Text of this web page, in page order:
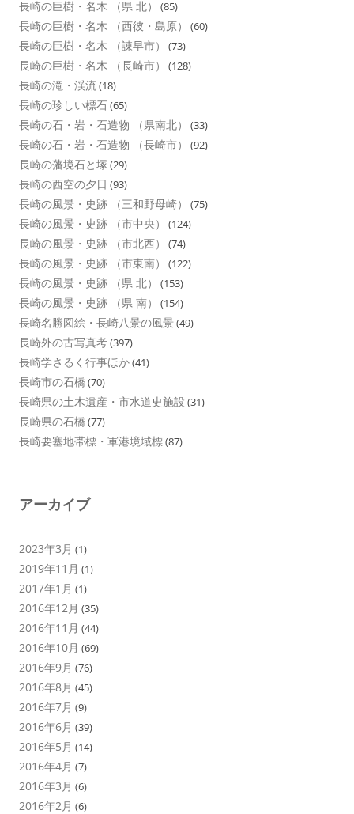
長崎の巨樹・名木 （県 北） (85)
長崎の巨樹・名木 （西彼・島原） (60)
長崎の巨樹・名木 （諌早市） (73)
長崎の巨樹・名木 （長崎市） (128)
長崎の滝・渓流(18)
長崎の珍しい標石(65)
長崎の石・岩・石造物 （県南北） (33)
長崎の石・岩・石造物 （長崎市） (92)
長崎の藩境石と塚 (29)
長崎の西空の夕日 (93)
長崎の風景・史跡 （三和野母崎） (75)
長崎の風景・史跡 （市中央） (124)
長崎の風景・史跡 （市北西） (74)
長崎の風景・史跡 （市東南） (122)
長崎の風景・史跡 （県 北） (153)
長崎の風景・史跡 （県 南） (154)
長崎名勝図絵・長崎八景の風景 (49)
長崎外の古写真考(397)
長崎学さるく行事ほか(41)
長崎市の石橋 (70)
長崎県の土木遺産・市水道史施設 (31)
長崎県の石橋 (77)
長崎要塞地帯標・軍港境域標(87)
アーカイブ
2023年3月 (1)
2019年11月 (1)
2017年1月 (1)
2016年12月 (35)
2016年11月 (44)
2016年10月 (69)
2016年9月 (76)
2016年8月 (45)
2016年7月 (9)
2016年6月 (39)
2016年5月 (14)
2016年4月 (7)
2016年3月 (6)
2016年2月 (6)